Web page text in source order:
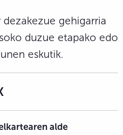
dezakezue gehigarria
duzue etapako edo
eskutik.
alde